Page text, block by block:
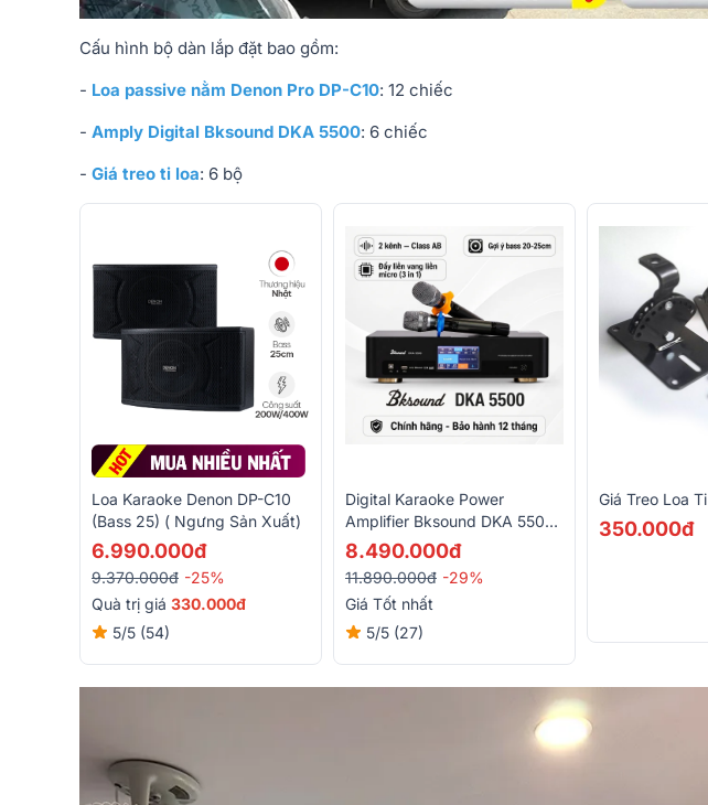
Cấu hình bộ dàn lắp đặt bao gồm:
- Loa passive nằm Denon Pro DP-C10: 12 chiếc
- Amply Digital Bksound DKA 5500: 6 chiếc
- Giá treo ti loa: 6 bộ
Loa Karaoke Denon DP-C10
(Bass 25) ( Ngưng Sản Xuất)
6.990.000đ
9.370.000đ -25%
Quà trị giá 330.000đ
5/5 (54)
Digital Karaoke Power
Amplifier Bksound DKA 5500
(2 Kênh, 250W, Kèm Micro
Không Dây)
8.490.000đ
11.890.000đ -29%
Giá Tốt nhất
5/5 (27)
Giá Treo Loa Ti
350.000đ